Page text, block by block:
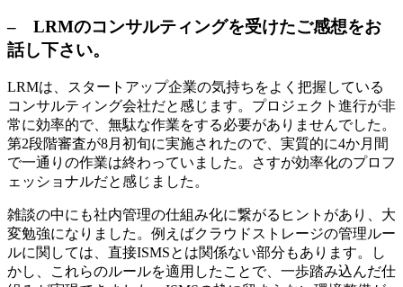
– LRMのコンサルティングを受けたご感想をお
話し下さい。
LRMは、スタートアップ企業の気持ちをよく把握している
コンサルティング会社だと感じます。プロジェクト進行が非
常に効率的で、無駄な作業をする必要がありませんでした。
第2段階審査が8月初旬に実施されたので、実質的に4か月間
で一通りの作業は終わっていました。さすが効率化のプロフ
ェッショナルだと感じました。
雑談の中にも社内管理の仕組み化に繋がるヒントがあり、大
変勉強になりました。例えばクラウドストレージの管理ルー
ルに関しては、直接ISMSとは関係ない部分もあります。し
かし、これらのルールを適用したことで、一歩踏み込んだ仕